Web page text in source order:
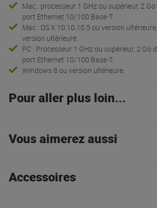
Mac : processeur 1 GHz ou supérieur, 2
port Ethernet 10/100 Base-T.
Mac : OS X 10.10.10.5 ou version
version ultérieure.
PC : Processeur 1 GHz ou supérieur, 2 Go
port Ethernet 10/100 Base-T.
Windows 8 ou version ultérieure.
Pour aller plus loin...
Vous aimerez aussi
Accessoires